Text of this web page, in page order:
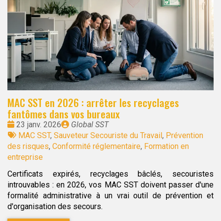
MAC SST en 2026 : arrêter les recyclages
fantômes dans vos bureaux
Date
:
23 janv. 2026
Publié
par
Global SST
Tags
:
MAC SST, Sauveteur Secouriste du Travail, Prévention
des risques, Conformité réglementaire, Formation en
entreprise
Certificats expirés, recyclages bâclés, secouristes
introuvables : en 2026, vos MAC SST doivent passer d'une
formalité administrative à un vrai outil de prévention et
d'organisation des secours.